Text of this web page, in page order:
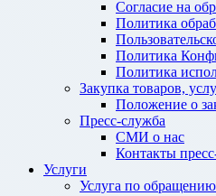
Согласие на
Политика
Политика
Политика
Закупка товаров,
Положение о
Пресс-служба
СМИ о нас
Контакты
Услуги
Услуга по